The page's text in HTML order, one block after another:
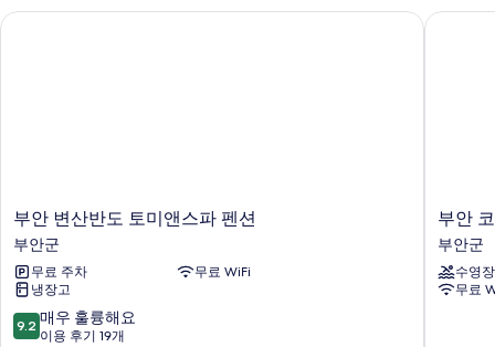
보
부
안
변
산
반
도
토
부안 변산반도 토미앤스파 펜션
부안군
무료 주차
무료 WiFi
냉장고
10
점
9.2 매우 훌륭해요
이용 후기 19개
부안 변산반도 토미앤스파 펜션
부
안
코
델
리
부안
부안군
수영장
무료
부안 코